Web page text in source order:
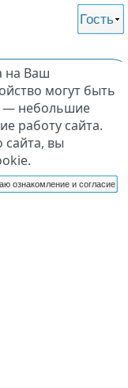
Гость
на Ваш
могут быть
— небольшие
работу сайта.
вы
ознакомление и согласие